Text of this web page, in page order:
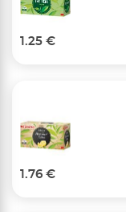
1.25 €
1.76 €